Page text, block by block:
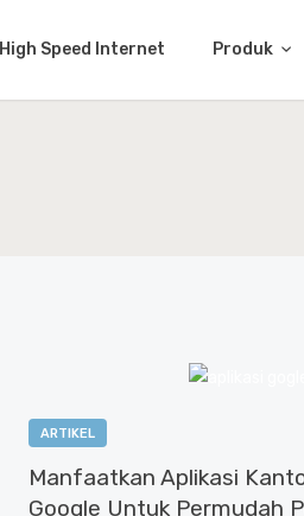
High Speed Internet Produk
ARTIKEL
Manfaatkan Aplikasi
Google Untuk Permudah